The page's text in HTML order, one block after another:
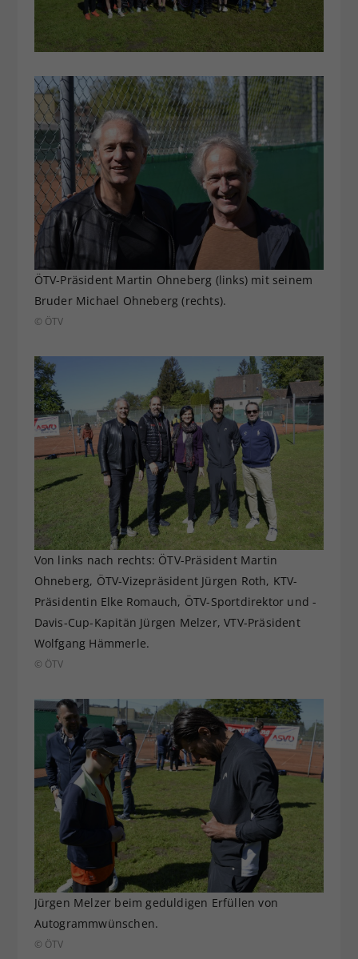
ÖTV-Präsident Martin Ohneberg (links) mit seinem
Bruder Michael Ohneberg (rechts).
© ÖTV
Von links nach rechts: ÖTV-Präsident Martin
Ohneberg, ÖTV-Vizepräsident Jürgen Roth, KTV-
Präsidentin Elke Romauch, ÖTV-Sportdirektor und -
Davis-Cup-Kapitän Jürgen Melzer, VTV-Präsident
Wolfgang Hämmerle.
© ÖTV
Jürgen Melzer beim geduldigen Erfüllen von
Autogrammwünschen.
© ÖTV